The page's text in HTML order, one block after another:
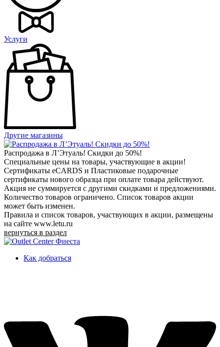
Услуги
Другие магазины
Распродажа в Л’Этуаль! Скидки до 50%!
Специальные цены на товары, участвующие в акции!
Сертификаты eCARDS и Пластиковые подарочные
сертификаты нового образца при оплате товара действуют.
Акция не суммируется с другими скидками и предложениями.
Количество товаров ограничено. Список товаров акции
может быть изменен.
Правила и список товаров, участвующих в акции, размещены
на сайте www.letu.ru
вернуться в раздел
Как добраться